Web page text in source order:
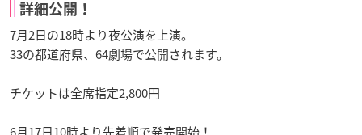
詳細公開！
7月2日の18時より夜公演を上演。
33の都道府県、64劇場で公開されます。
チケットは全席指定2,800円
6月17日10時より先着順で発売開始！